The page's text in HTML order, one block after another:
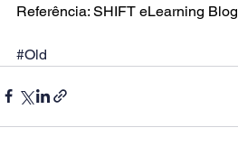
Referência: SHIFT eLearning Blog
#Old